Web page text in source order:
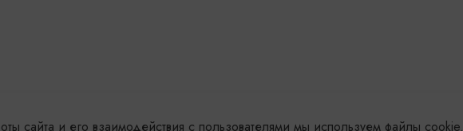
сайта и его взаимодействия с пользователями мы используем файлы cookie.